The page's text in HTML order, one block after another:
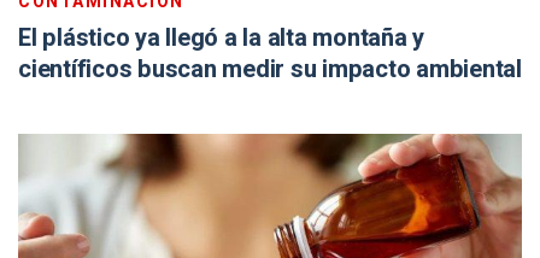
El plástico ya llegó a la alta montaña y
científicos buscan medir su impacto ambiental